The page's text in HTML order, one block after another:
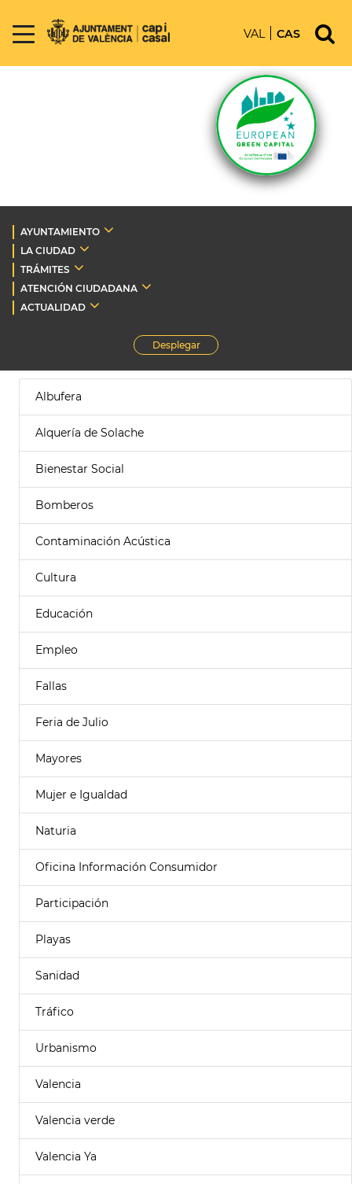
VAL CAS
AYUNTAMIENTO
LA CIUDAD
TRÁMITES
ATENCIÓN CIUDADANA
ACTUALIDAD
Desplegar
Albufera
Alquería de Solache
Bienestar Social
Bomberos
Contaminación Acústica
Cultura
Educación
Empleo
Fallas
Feria de Julio
Mayores
Mujer e Igualdad
Naturia
Oficina Información Consumidor
Participación
Playas
Sanidad
Tráfico
Urbanismo
Valencia
Valencia verde
Valencia Ya